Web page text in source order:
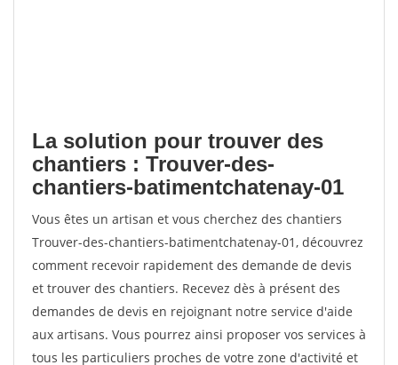
La solution pour trouver des
chantiers : Trouver-des-
chantiers-batimentchatenay-01
Vous êtes un artisan et vous cherchez des chantiers
Trouver-des-chantiers-batimentchatenay-01, découvrez
comment recevoir rapidement des demande de devis
et trouver des chantiers. Recevez dès à présent des
demandes de devis en rejoignant notre service d'aide
aux artisans. Vous pourrez ainsi proposer vos services à
tous les particuliers proches de votre zone d'activité et